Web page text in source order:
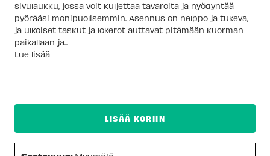
sivulaukku, jossa voit kuljettaa tavaroita ja hyödyntää
pyörääsi monipuolisemmin. Asennus on helppo ja tukeva,
ja ulkoiset taskut ja lokerot auttavat pitämään kuorman
paikallaan ja...
Lue lisää
LISÄÄ KORIIN